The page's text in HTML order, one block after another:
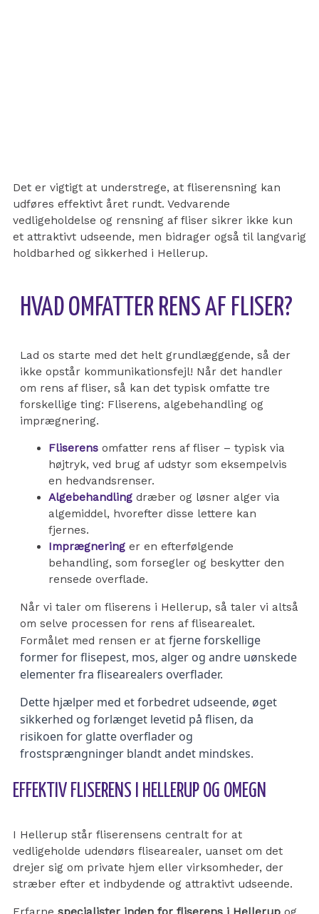
Det er vigtigt at understrege, at fliserensning kan
udføres effektivt året rundt. Vedvarende
vedligeholdelse og rensning af fliser sikrer ikke kun
et attraktivt udseende, men bidrager også til langvarig
holdbarhed og sikkerhed i Hellerup.
HVAD OMFATTER RENS AF FLISER?
Lad os starte med det helt grundlæggende, så der
ikke opstår kommunikationsfejl! Når det handler
om rens af fliser, så kan det typisk omfatte tre
forskellige ting: Fliserens, algebehandling og
imprægnering.
Fliserens omfatter rens af fliser – typisk via
højtryk, ved brug af udstyr som eksempelvis
en hedvandsrenser.
Algebehandling dræber og løsner alger via
algemiddel, hvorefter disse lettere kan
fjernes.
Imprægnering er en efterfølgende
behandling, som forsegler og beskytter den
rensede overflade.
Når vi taler om fliserens i Hellerup, så taler vi altså
om selve processen for rens af flisearealet.
Formålet med rensen er at fjerne forskellige
former for flisepest, mos, alger og andre uønskede
elementer fra flisearealers overflader.
Dette hjælper med et forbedret udseende, øget
sikkerhed og forlænget levetid på flisen, da
risikoen for glatte overflader og
frostsprængninger blandt andet mindskes.
EFFEKTIV FLISERENS I HELLERUP OG OMEGN
I Hellerup står fliserensens centralt for at
vedligeholde udendørs flisearealer, uanset om det
drejer sig om private hjem eller virksomheder, der
stræber efter et indbydende og attraktivt udseende.